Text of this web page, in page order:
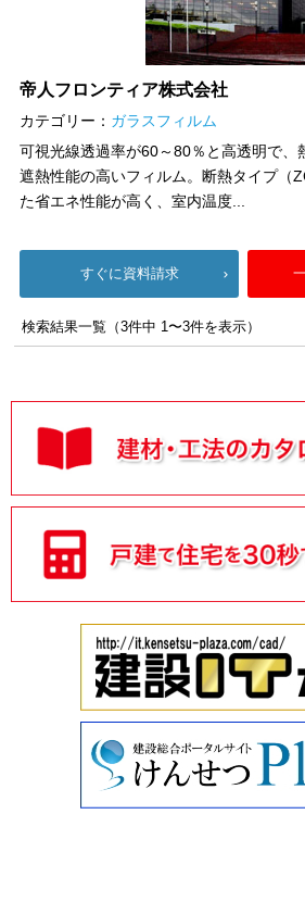
帝人フロンティア株式会社
カテゴリー： ガラスフィルム
可視光線透過率が60～80％と高透明で、
遮熱性能の高いフィルム。断熱タイプ（
た省エネ性能が高く、室内温度...
すぐに資料請求
検索結果一覧（3件中 1〜3件を表示）